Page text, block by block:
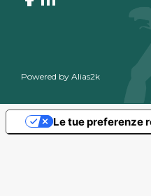
Powered by Alias2k
Le tue preferenze